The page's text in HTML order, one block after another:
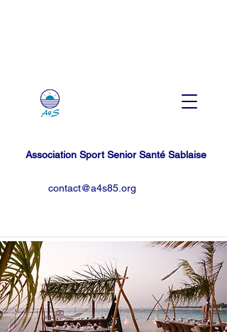
contact@a4s85.org
Association Sport Senior Santé Sablaise